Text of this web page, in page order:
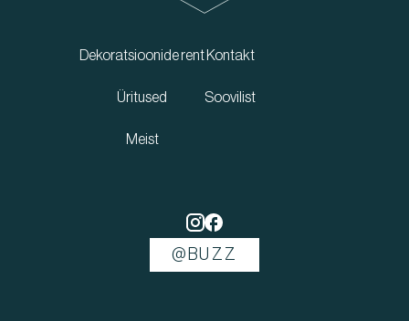
@BUZZ
Dekoratsioonide rent
Üritused
Meist
Kontakt
Soovilist